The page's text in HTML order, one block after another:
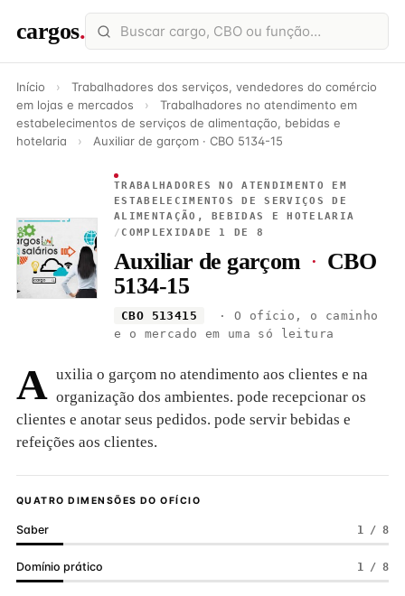
cargos.
Início ›
Trabalhadores dos serviços, vendedores do comércio
em lojas e mercados
›
Trabalhadores no atendimento em
estabelecimentos de serviços de alimentação, bebidas e
hotelaria
› Auxiliar de garçom · CBO 5134-15
TRABALHADORES NO ATENDIMENTO EM
ESTABELECIMENTOS DE SERVIÇOS DE
ALIMENTAÇÃO, BEBIDAS E HOTELARIA
/ COMPLEXIDADE 1 DE 8
Auxiliar de garçom · CBO
5134-15
CBO 513415
· O ofício, o caminho
e o mercado em uma só leitura
A uxilia o garçom no atendimento aos clientes e na
organização dos ambientes. pode recepcionar os
clientes e anotar seus pedidos. pode servir bebidas e
refeições aos clientes.
QUATRO DIMENSÕES DO OFÍCIO
Saber 1 / 8
Domínio prático 1 / 8